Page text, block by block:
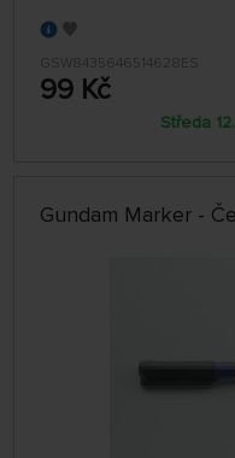
GSW8435646514628ES
99 Kč
Středa
Gundam Marker -